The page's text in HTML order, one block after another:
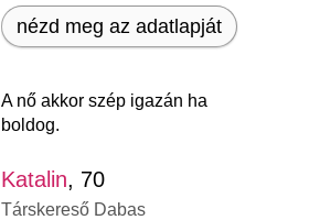
nézd meg az adatlapját
A nő akkor szép igazán ha
boldog.
Katalin, 70
Társkereső Dabas